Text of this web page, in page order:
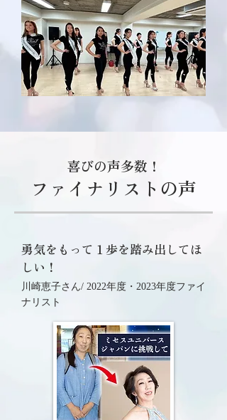
喜びの声多数！
ファイナリストの声
勇気をもって１歩を踏み出してほ
しい！
川崎恵子さん/ 2022年度・2023年度ファイ
ナリスト